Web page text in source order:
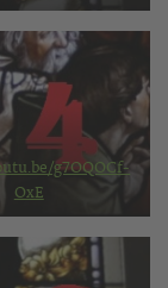
g7OQOCf-
OxE